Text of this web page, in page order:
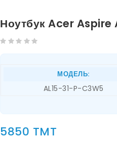
Ноутбук Acer Aspire
МОДЕЛЬ:
AL15-31-P-C3W5
5850 TMT